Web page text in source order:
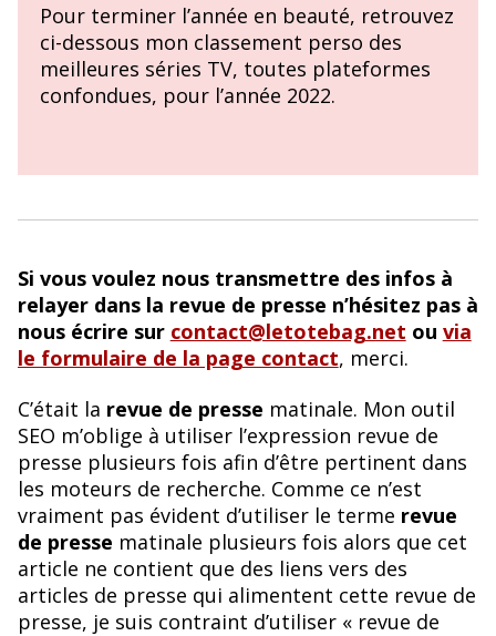
Pour terminer l’année en beauté, retrouvez
ci-dessous mon classement perso des
meilleures séries TV, toutes plateformes
confondues, pour l’année 2022.
Si vous voulez nous transmettre des infos à
relayer dans la revue de presse n’hésitez pas à
nous écrire sur contact@letotebag.net ou via
le formulaire de la page contact, merci.
C’était la revue de presse matinale. Mon outil
SEO m’oblige à utiliser l’expression revue de
presse plusieurs fois afin d’être pertinent dans
les moteurs de recherche. Comme ce n’est
vraiment pas évident d’utiliser le terme revue
de presse matinale plusieurs fois alors que cet
article ne contient que des liens vers des
articles de presse qui alimentent cette revue de
presse, je suis contraint d’utiliser « revue de